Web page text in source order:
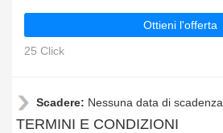
Ottieni l'offerta
25 Click
Scadere: Nessuna data di scadenza
TERMINI E CONDIZIONI